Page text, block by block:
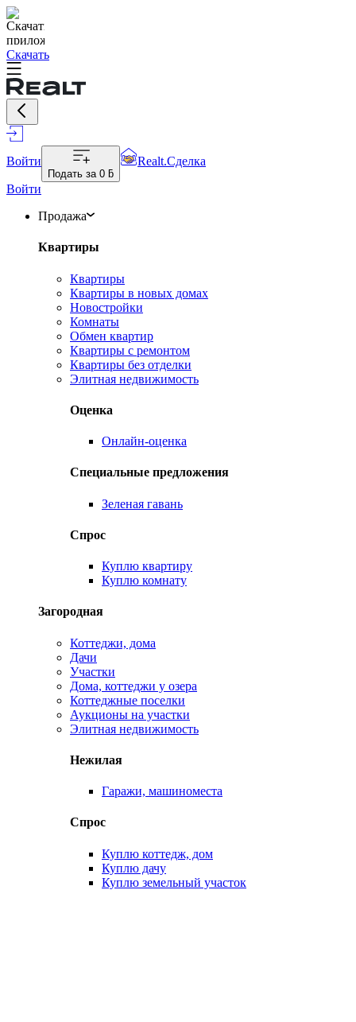
Скачать
Войти
Подать за 0 ƃ
Realt.Сделка
Войти
Продажа
Квартиры
Квартиры
Квартиры в новых домах
Новостройки
Комнаты
Обмен квартир
Квартиры с ремонтом
Квартиры без отделки
Элитная недвижимость
Оценка
Онлайн-оценка
Специальные предложения
Зеленая гавань
Спрос
Куплю квартиру
Куплю комнату
Загородная
Коттеджи, дома
Дачи
Участки
Дома, коттеджи у озера
Коттеджные поселки
Аукционы на участки
Элитная недвижимость
Нежилая
Гаражи, машиноместа
Спрос
Куплю коттедж, дом
Куплю дачу
Куплю земельный участок